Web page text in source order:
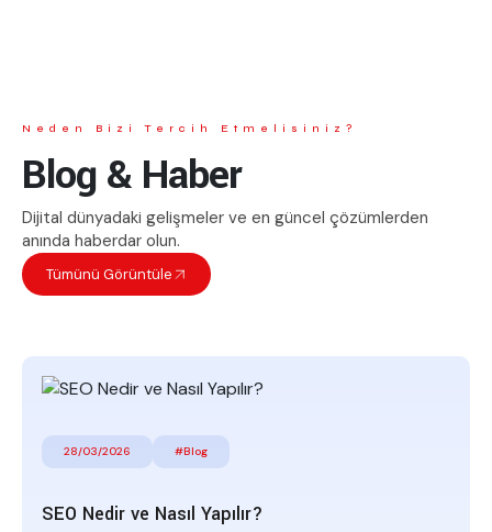
Neden Bizi Tercih Etmelisiniz?
Blog & Haber
Dijital dünyadaki gelişmeler ve en güncel çözümlerden
anında haberdar olun.
Tümünü Görüntüle
28/03/2026 #Blog
SEO Nedir ve Nasıl Yapılır?